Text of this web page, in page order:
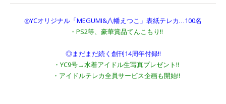
◎YCオリジナル「MEGUMI&八幡えつこ」表紙テレカ…100名
・PS2等、豪華賞品てんこもり!!
◎まだまだ続く創刊14周年付録!!
・YC9号→水着アイドル生写真プレゼント!!
・アイドルテレカ全員サービス企画も開始!!